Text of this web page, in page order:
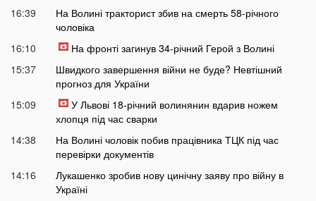
16:39
На Волині тракторист збив на смерть 58-річного
чоловіка
16:10
На фронті загинув 34-річний Герой з Волині
15:37
Швидкого завершення війни не буде? Невтішний
прогноз для України
15:09
У Львові 18-річний волинянин вдарив ножем
хлопця під час сварки
14:38
На Волині чоловік побив працівника ТЦК під час
перевірки документів
14:16
Лукашенко зробив нову цинічну заяву про війну в
Україні